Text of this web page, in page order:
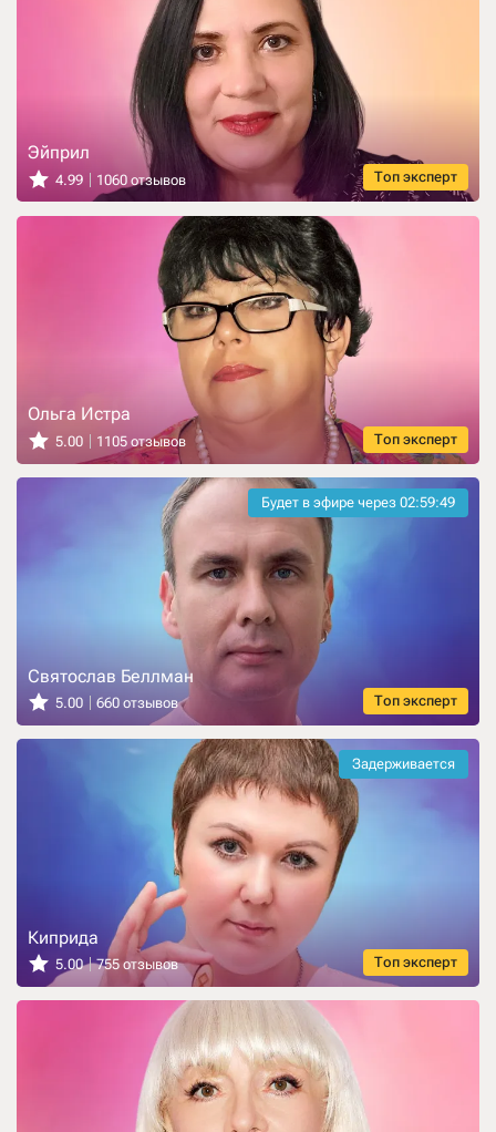
Топ эксперт
Эйприл
4.99 1060 отзывов
Топ эксперт
Ольга Истра
5.00 1105 отзывов
Будет в эфире через 02:59:47
Топ эксперт
Святослав Беллман
5.00 660 отзывов
Задерживается
Топ эксперт
Киприда
5.00 755 отзывов